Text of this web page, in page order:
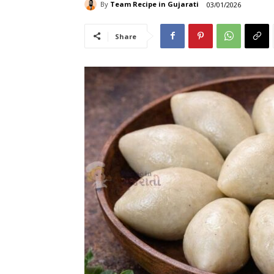
By Team Recipe in Gujarati 03/01/2026
Share